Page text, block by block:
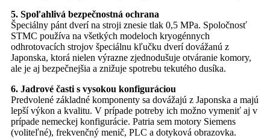
5. Spoľahlivá bezpečnostná ochrana
Špeciálny pánt dverí na stroji znesie tlak 0,5 MPa. Spoločnosť
STMC používa na všetkých modeloch kryogénnych
odhrotovacích strojov špeciálnu kľučku dverí dovážanú z
Japonska, ktorá nielen výrazne zjednodušuje otváranie komory,
ale je aj bezpečnejšia a znižuje spotrebu tekutého dusíka.
6. Jadrové časti s vysokou konfiguráciou
Predvolené základné komponenty sa dovážajú z Japonska a majú
lepší výkon a kvalitu. V prípade potreby ich možno vymeniť aj v
prípade nemeckej konfigurácie. Patria sem motory Siemens
(voliteľné), frekvenčný menič, PLC a dotyková obrazovka.